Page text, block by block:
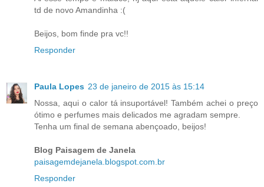
td de novo Amandinha :(
Beijos, bom finde pra vc!!
Responder
Paula Lopes 23 de janeiro de 2015 às 15:14
Nossa, aqui o calor tá insuportável! Também achei o preço
ótimo e perfumes mais delicados me agradam sempre.
Tenha um final de semana abençoado, beijos!
Blog Paisagem de Janela
paisagemdejanela.blogspot.com.br
Responder